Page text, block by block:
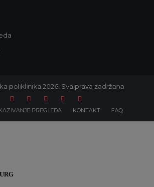
poliklinika 2026. Sva prava zadržana
PREGLEDA KONTAKT FAQ